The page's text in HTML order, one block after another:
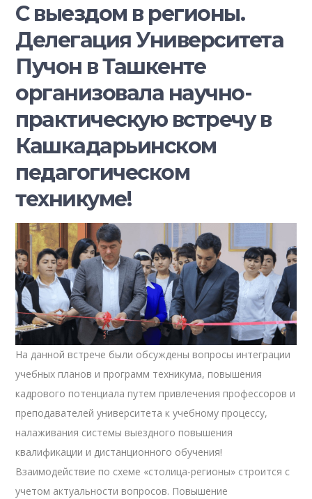
С выездом в регионы.
Делегация Университета
Пучон в Ташкенте
организовала научно-
практическую встречу в
Кашкадарьинском
педагогическом
техникуме!
На данной встрече были обсуждены вопросы интеграции
учебных планов и программ техникума, повышения
кадрового потенциала путем привлечения профессоров и
преподавателей университета к учебному процессу,
налаживания системы выездного повышения
квалификации и дистанционного обучения!
Взаимодействие по схеме «столица-регионы» строится с
учетом актуальности вопросов. Повышение